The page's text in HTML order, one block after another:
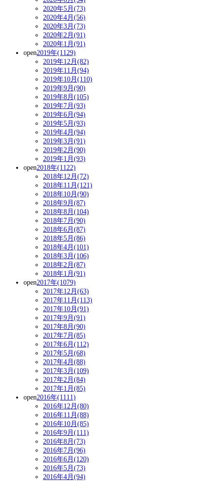
2020年5月(73)
2020年4月(56)
2020年3月(73)
2020年2月(91)
2020年1月(91)
open2019年(1129)
2019年12月(82)
2019年11月(94)
2019年10月(110)
2019年9月(90)
2019年8月(105)
2019年7月(93)
2019年6月(94)
2019年5月(93)
2019年4月(94)
2019年3月(91)
2019年2月(90)
2019年1月(93)
open2018年(1122)
2018年12月(72)
2018年11月(121)
2018年10月(90)
2018年9月(87)
2018年8月(104)
2018年7月(90)
2018年6月(87)
2018年5月(86)
2018年4月(101)
2018年3月(106)
2018年2月(87)
2018年1月(91)
open2017年(1079)
2017年12月(63)
2017年11月(113)
2017年10月(91)
2017年9月(91)
2017年8月(90)
2017年7月(85)
2017年6月(112)
2017年5月(68)
2017年4月(88)
2017年3月(109)
2017年2月(84)
2017年1月(85)
open2016年(1111)
2016年12月(80)
2016年11月(88)
2016年10月(85)
2016年9月(111)
2016年8月(73)
2016年7月(96)
2016年6月(120)
2016年5月(73)
2016年4月(94)